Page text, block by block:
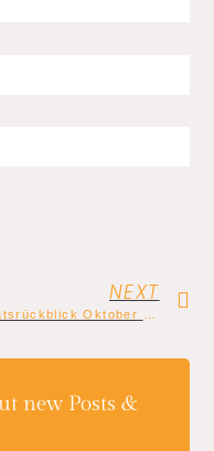
NEXT
new Posts &